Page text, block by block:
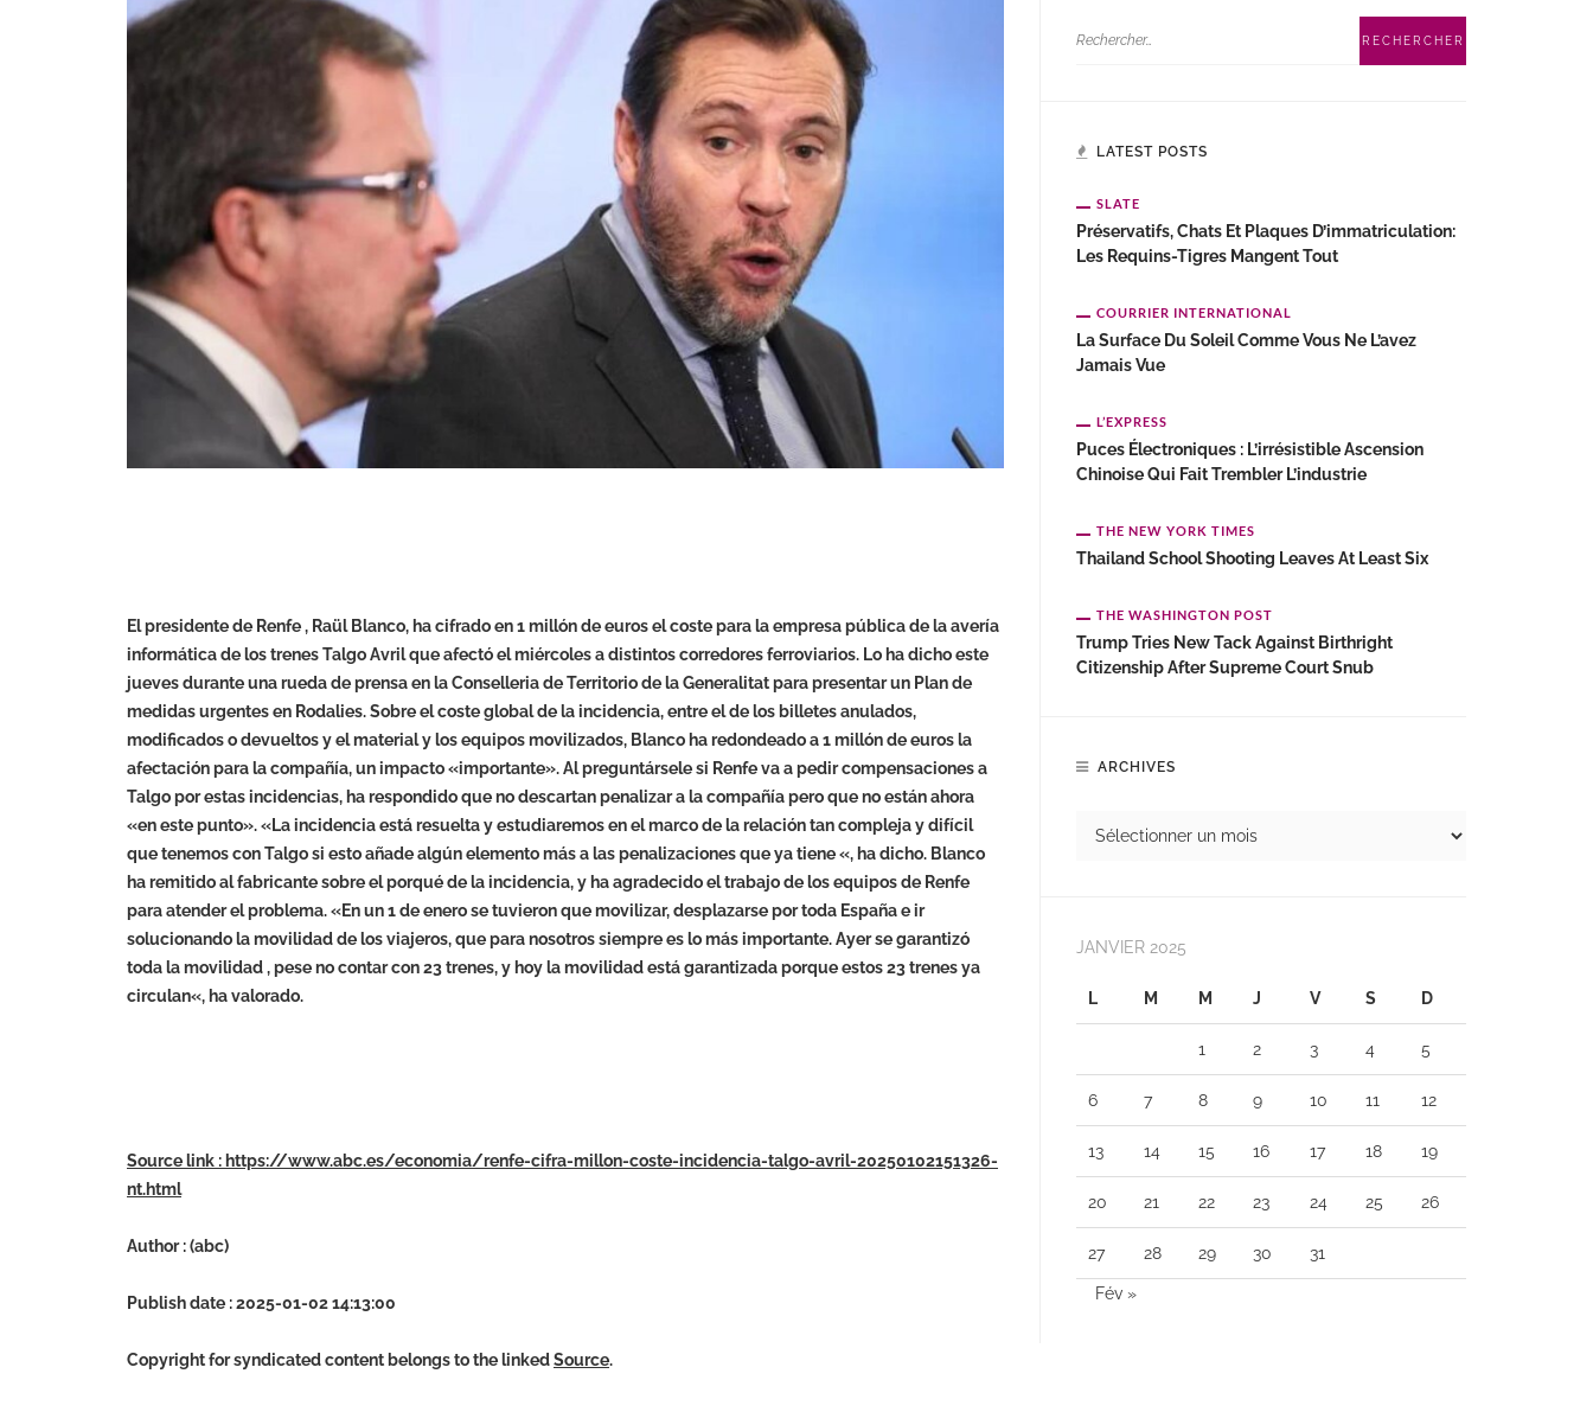
El presidente de Renfe , Raül Blanco, ha cifrado en 1 millón de euros el coste para la empresa pública de la avería
informática de los trenes Talgo Avril que afectó el miércoles a distintos corredores ferroviarios. Lo ha dicho este
jueves durante una rueda de prensa en la Conselleria de Territorio de la Generalitat para presentar un Plan de
medidas urgentes en Rodalies. Sobre el coste global de la incidencia, entre el de los billetes anulados,
modificados o devueltos y el material y los equipos movilizados, Blanco ha redondeado a 1 millón de euros la
afectación para la compañía, un impacto «importante». Al preguntársele si Renfe va a pedir compensaciones a
Talgo por estas incidencias, ha respondido que no descartan penalizar a la compañía pero que no están ahora
«en este punto». «La incidencia está resuelta y estudiaremos en el marco de la relación tan compleja y difícil
que tenemos con Talgo si esto añade algún elemento más a las penalizaciones que ya tiene «, ha dicho. Blanco
ha remitido al fabricante sobre el porqué de la incidencia, y ha agradecido el trabajo de los equipos de Renfe
para atender el problema. «En un 1 de enero se tuvieron que movilizar, desplazarse por toda España e ir
solucionando la movilidad de los viajeros, que para nosotros siempre es lo más importante. Ayer se garantizó
toda la movilidad , pese no contar con 23 trenes, y hoy la movilidad está garantizada porque estos 23 trenes ya
circulan«, ha valorado.
Source link : https://www.abc.es/economia/renfe-cifra-millon-coste-incidencia-talgo-avril-20250102151326-
nt.html
Author : (abc)
Publish date : 2025-01-02 14:13:00
Copyright for syndicated content belongs to the linkedSource.
LATEST POSTS
SLATE
Préservatifs, Chats Et Plaques D’immatriculation:
Les Requins-Tigres Mangent Tout
COURRIER INTERNATIONAL
La Surface Du Soleil Comme Vous Ne L’avez
Jamais Vue
L’EXPRESS
Puces Électroniques : L’irrésistible Ascension
Chinoise Qui Fait Trembler L’industrie
THE NEW YORK TIMES
Thailand School Shooting Leaves At Least Six
THE WASHINGTON POST
Trump Tries New Tack Against Birthright
Citizenship After Supreme Court Snub
ARCHIVES
JANVIER 2025
L M M J V S D
1 2 3 4 5
6 7 8 9 10 11 12
13 14 15 16 17 18 19
20 21 22 23 24 25 26
27 28 29 30 31
Fév »